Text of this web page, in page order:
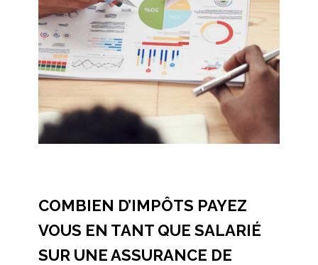
COMBIEN D’IMPÔTS PAYEZ
VOUS EN TANT QUE SALARIÉ
SUR UNE ASSURANCE DE